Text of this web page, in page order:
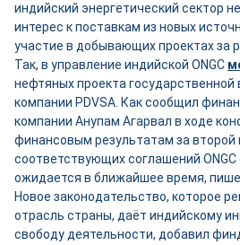
индийский энергетический сектор
интерес к поставкам из новых
участие в добывающих проектах за
Так, в управление индийской ONGC
нефтяных проекта государственной
компании PDVSA. Как сообщил
компании Анупам Агарвал в ходе
финансовым результатам за второй
соответствующих соглашений
ожидается в ближайшее время,
Новое законодательство, которое
отрасль страны, даёт индийскому
свободу деятельности, добавил